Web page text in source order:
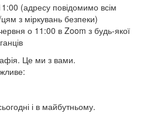
(адресу повідомимо всім
з міркувань безпеки)
о 11:00 в Zoom з будь-якої
Це ми з вами.
і в майбутньому.